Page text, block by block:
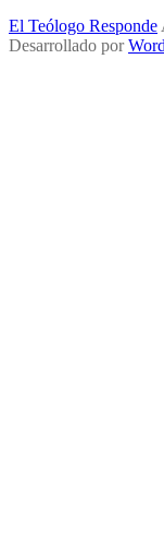
El Teólogo Responde
Desarrollado por